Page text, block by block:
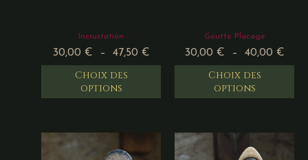
Incrustation
30,00 € – 47,50 €
Choix des
options
Goutte Placage
30,00 € – 40,00 €
Choix des
options